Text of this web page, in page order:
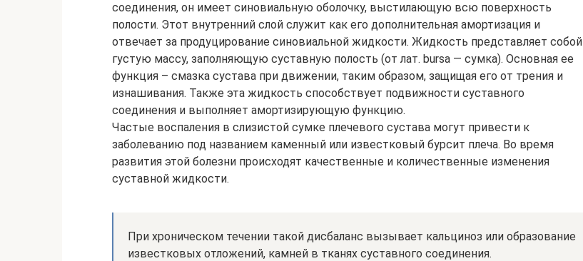
соединения, он имеет синовиальную оболочку, выстилающую всю поверхность
полости. Этот внутренний слой служит как его дополнительная амортизация и
отвечает за продуцирование синовиальной жидкости. Жидкость представляет собой
густую массу, заполняющую суставную полость (от лат. bursa — cумка). Основная ее
функция – смазка сустава при движении, таким образом, защищая его от трения и
изнашивания. Также эта жидкость способствует подвижности суставного
соединения и выполняет амортизирующую функцию.
Частые воспаления в слизистой сумке плечевого сустава могут привести к
заболеванию под названием каменный или известковый бурсит плеча. Во время
развития этой болезни происходят качественные и количественные изменения
суставной жидкости.
При хроническом течении такой дисбаланс вызывает кальциноз или образование
известковых отложений, камней в тканях суставного соединения.